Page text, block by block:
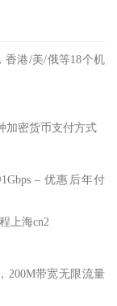
香港/美/俄等18个机
加密货币支付方式
– 优惠后年付
上海cn2
200M带宽无限流量